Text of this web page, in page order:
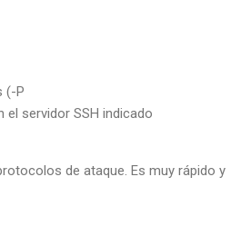
(-P
servidor SSH indicado
de ataque. Es muy rápido y